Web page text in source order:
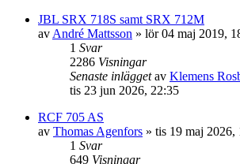
JBL SRX 718S samt SRX 712M
av André Mattsson » lör 04 maj 2019,
1 Svar
2286 Visningar
Senaste inläggetav Klemens
tis 23 jun 2026, 22:35
RCF 705 AS
av Thomas Agenfors » tis 19 maj 2026,
1 Svar
649 Visningar